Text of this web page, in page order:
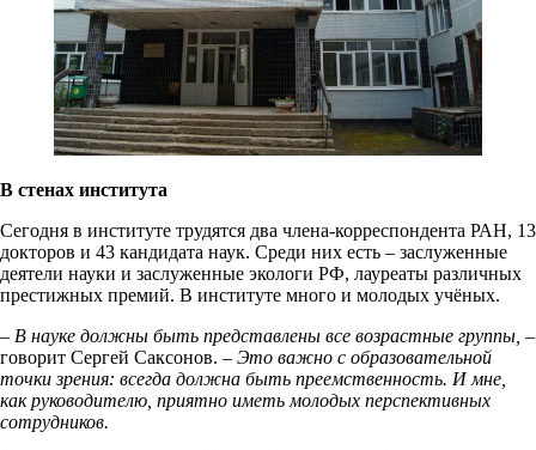
В стенах института
Сегодня в институте трудятся два члена-корреспондента РАН, 13
докторов и 43 кандидата наук. Среди них есть – заслуженные
деятели науки и заслуженные экологи РФ, лауреаты различных
престижных премий. В институте много и молодых учёных.
– В науке должны быть представлены все возрастные группы, –
говорит Сергей Саксонов. – Это важно с образовательной
точки зрения: всегда должна быть преемственность. И мне,
как руководителю, приятно иметь молодых перспективных
сотрудников.